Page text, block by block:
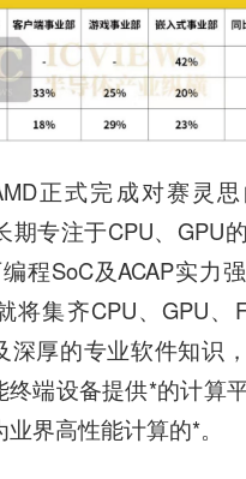
正式完成对赛灵思
期专注于CPU、GPU
程SoC及ACAP实力
将集齐CPU、GPU、
深厚的专业软件知识
终端设备提供*的计算
界高性能计算的*。